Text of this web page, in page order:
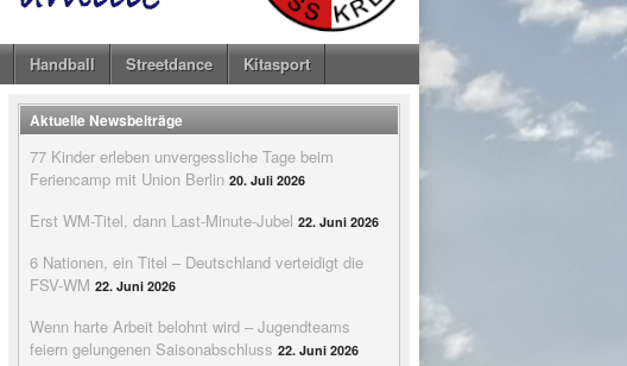
Handball Streetdance Kitasport
Aktuelle Newsbeiträge
77 Kinder erleben unvergessliche Tage beim
Feriencamp mit Union Berlin 20. Juli 2026
Erst WM-Titel, dann Last-Minute-Jubel 22. Juni 2026
6 Nationen, ein Titel – Deutschland verteidigt die
FSV-WM 22. Juni 2026
Wenn harte Arbeit belohnt wird – Jugendteams
feiern gelungenen Saisonabschluss 22. Juni 2026